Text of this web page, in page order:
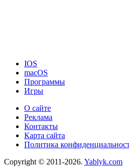
IOS
macOS
Программы
Игры
О сайте
Реклама
Контакты
Карта сайта
Политика
Copyright © 2011-2026. Yablyk.сom